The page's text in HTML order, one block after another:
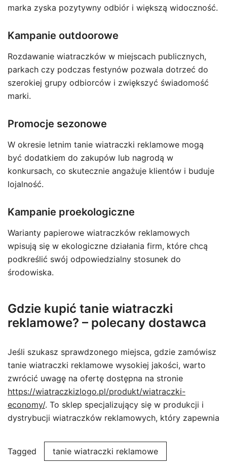
marka zyska pozytywny odbiór i większą widoczność.
Kampanie outdoorowe
Rozdawanie wiatraczków w miejscach publicznych,
parkach czy podczas festynów pozwala dotrzeć do
szerokiej grupy odbiorców i zwiększyć świadomość
marki.
Promocje sezonowe
W okresie letnim tanie wiatraczki reklamowe mogą
być dodatkiem do zakupów lub nagrodą w
konkursach, co skutecznie angażuje klientów i buduje
lojalność.
Kampanie proekologiczne
Warianty papierowe wiatraczków reklamowych
wpisują się w ekologiczne działania firm, które chcą
podkreślić swój odpowiedzialny stosunek do
środowiska.
Gdzie kupić tanie wiatraczki
reklamowe? – polecany dostawca
Jeśli szukasz sprawdzonego miejsca, gdzie zamówisz
tanie wiatraczki reklamowe wysokiej jakości, warto
zwrócić uwagę na ofertę dostępna na stronie
https://wiatraczkizlogo.pl/produkt/wiatraczki-
economy/. To sklep specjalizujący się w produkcji i
dystrybucji wiatraczków reklamowych, który zapewnia
Tagged tanie wiatraczki reklamowe